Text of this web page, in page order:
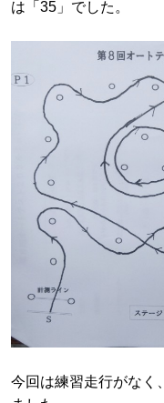
は「35」でした。
今回は練習走行がなく